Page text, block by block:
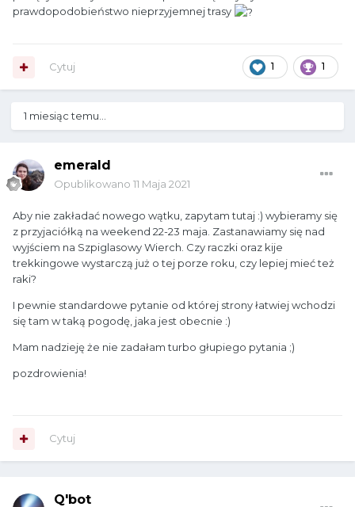
prawdopodobieństwo nieprzyjemnej trasy
1 1
Cytuj
1 miesiąc temu...
emerald
Opublikowano 11 Maja 2021
Aby nie zakładać nowego wątku, zapytam tutaj :) wybieramy się
z przyjaciółką na weekend 22-23 maja. Zastanawiamy się nad
wyjściem na Szpiglasowy Wierch. Czy raczki oraz kije
trekkingowe wystarczą już o tej porze roku, czy lepiej mieć też
raki?
I pewnie standardowe pytanie od której strony łatwiej wchodzi
się tam w taką pogodę, jaka jest obecnie :)
Mam nadzieję że nie zadałam turbo głupiego pytania ;)
pozdrowienia!
Cytuj
Q'bot